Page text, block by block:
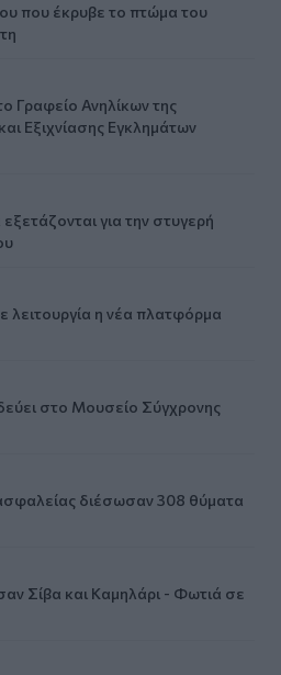
που έκρυβε το πτώμα του
Γραφείο Ανηλίκων της
Εξιχνίασης Εγκλημάτων
για την στυγερή
λειτουργία η νέα πλατφόρμα
στο Μουσείο Σύγχρονης
ασφαλείας διέσωσαν 308 θύματα
Σίβα και Καμηλάρι - Φωτιά σε